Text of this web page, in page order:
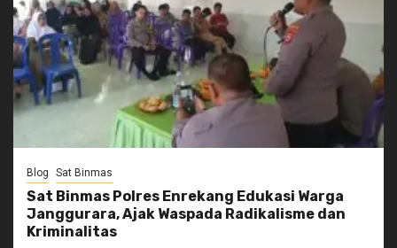
Blog Sat Binmas
Sat Binmas Polres Enrekang Edukasi Warga
Janggurara, Ajak Waspada Radikalisme dan
Kriminalitas